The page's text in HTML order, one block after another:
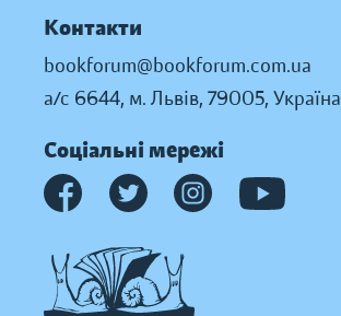
Контакти
bookforum@bookforum.com.ua
а/с 6644, м. Львів, 79005, Україна
Соціальні мережі